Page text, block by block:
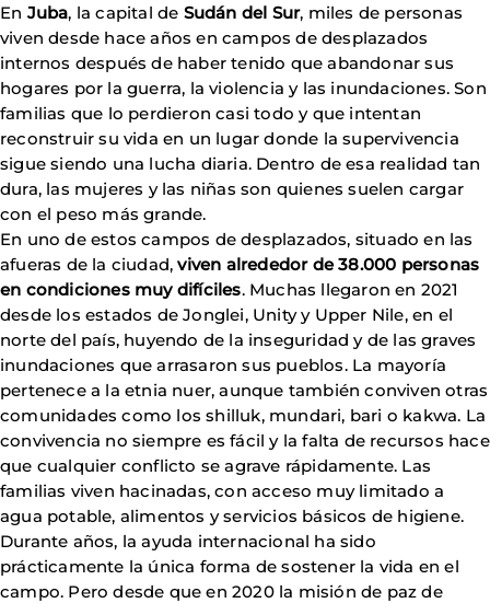
En Juba, la capital de Sudán del Sur, miles de personas
viven desde hace años en campos de desplazados
internos después de haber tenido que abandonar sus
hogares por la guerra, la violencia y las inundaciones. Son
familias que lo perdieron casi todo y que intentan
reconstruir su vida en un lugar donde la supervivencia
sigue siendo una lucha diaria. Dentro de esa realidad tan
dura, las mujeres y las niñas son quienes suelen cargar
con el peso más grande.
En uno de estos campos de desplazados, situado en las
afueras de la ciudad,viven alrededor de 38.000 personas
en condiciones muy difíciles. Muchas llegaron en 2021
desde los estados de Jonglei, Unity y Upper Nile, en el
norte del país, huyendo de la inseguridad y de las graves
inundaciones que arrasaron sus pueblos. La mayoría
pertenece a la etnia nuer, aunque también conviven otras
comunidades como los shilluk, mundari, bari o kakwa. La
convivencia no siempre es fácil y la falta de recursos hace
que cualquier conflicto se agrave rápidamente. Las
familias viven hacinadas, con acceso muy limitado a
agua potable, alimentos y servicios básicos de higiene.
Durante años, la ayuda internacional ha sido
prácticamente la única forma de sostener la vida en el
campo. Pero desde que en 2020 la misión de paz de